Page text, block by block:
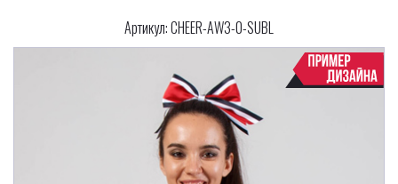
Артикул:CHEER-AW3-0-SUBL